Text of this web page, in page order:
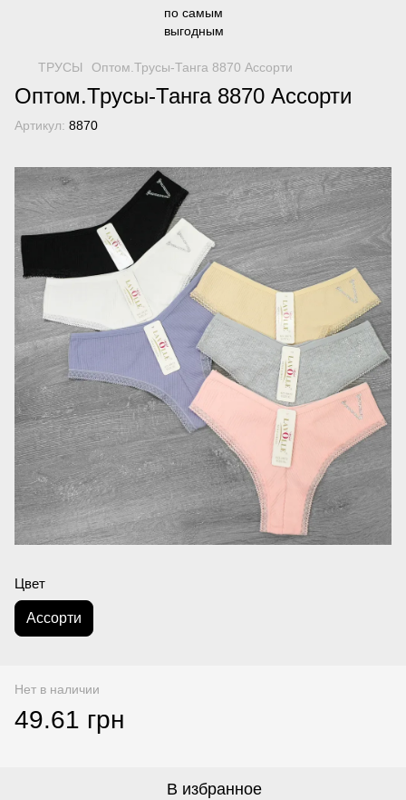
ТРУСЫ Оптом.Трусы-Танга 8870 Ассорти
Оптом.Трусы-Танга 8870 Ассорти
Артикул: 8870
Цвет
Асcорти
Нет в наличии
49.61 грн
В избранное